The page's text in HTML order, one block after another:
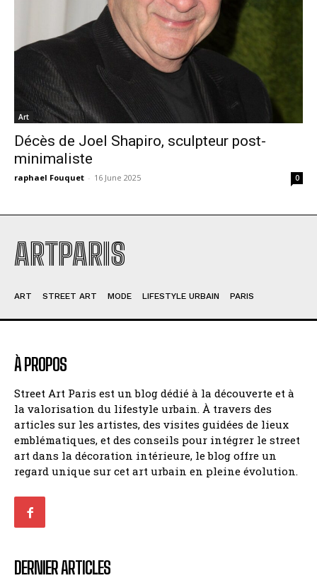
Art
Décès de Joel Shapiro, sculpteur post-
minimaliste
raphael Fouquet - 16 June 2025 0
ARTPARIS
ART STREET ART MODE LIFESTYLE URBAIN PARIS
À PROPOS
Street Art Paris est un blog dédié à la découverte et à
la valorisation du lifestyle urbain. À travers des
articles sur les artistes, des visites guidées de lieux
emblématiques, et des conseils pour intégrer le street
art dans la décoration intérieure, le blog offre un
regard unique sur cet art urbain en pleine évolution.
DERNIER ARTICLES